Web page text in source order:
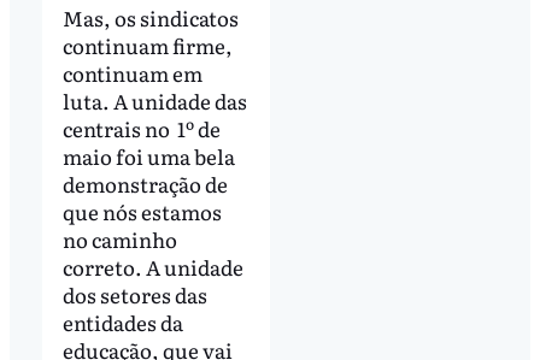
Mas, os sindicatos
continuam firme,
continuam em
luta. A unidade das
centrais no 1º de
maio foi uma bela
demonstração de
que nós estamos
no caminho
correto. A unidade
dos setores das
entidades da
educação, que vai